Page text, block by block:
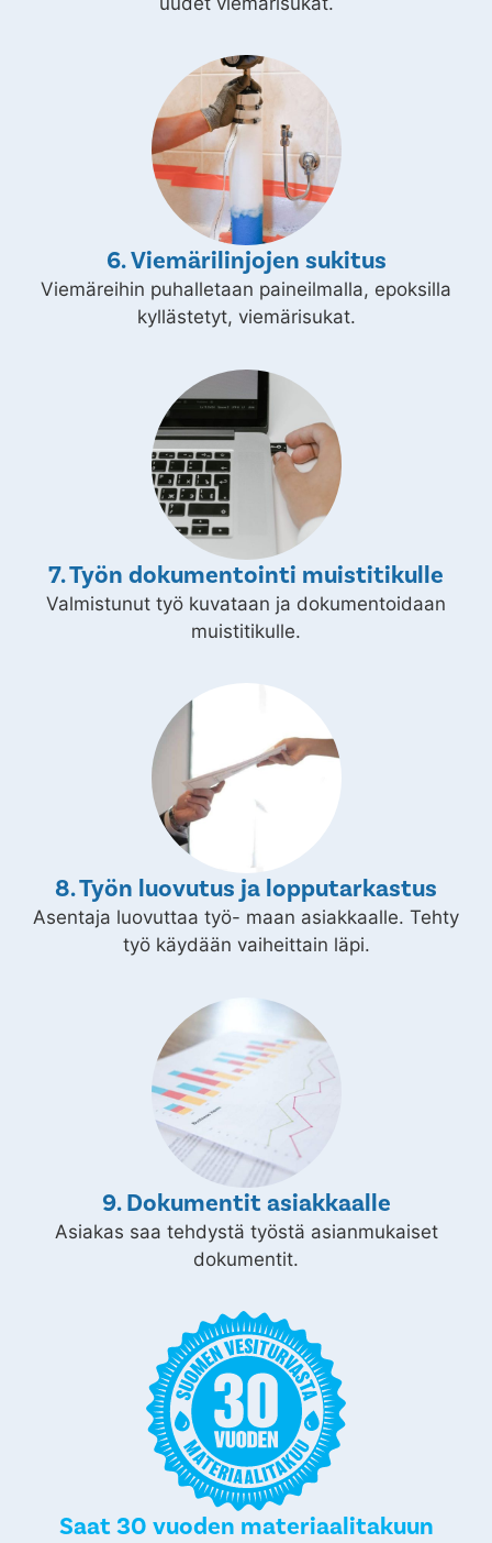
6. Viemärilinjojen sukitus
Viemäreihin puhalletaan paineilmalla, epoksilla
kyllästetyt, viemärisukat.
7. Työn dokumentointi muistitikulle
Valmistunut työ kuvataan ja dokumentoidaan
muistitikulle.
8. Työn luovutus ja lopputarkastus
Asentaja luovuttaa työ- maan asiakkaalle. Tehty
työ käydään vaiheittain läpi.
9. Dokumentit asiakkaalle
Asiakas saa tehdystä työstä asianmukaiset
dokumentit.
Saat 30 vuoden materiaalitakuun